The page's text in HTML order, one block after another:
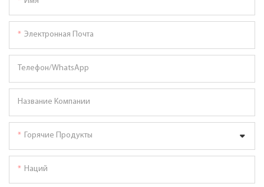
Электронная Почта
Телефон/WhatsApp
Название Компании
Горячие Продукты
Наций